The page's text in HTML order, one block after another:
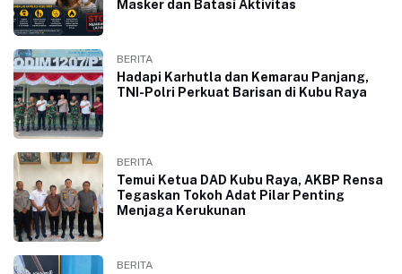
Masker dan Batasi Aktivitas
BERITA
Hadapi Karhutla dan Kemarau Panjang,
TNI-Polri Perkuat Barisan di Kubu Raya
BERITA
Temui Ketua DAD Kubu Raya, AKBP Rensa
Tegaskan Tokoh Adat Pilar Penting
Menjaga Kerukunan
BERITA